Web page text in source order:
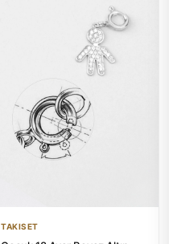
TAKISET